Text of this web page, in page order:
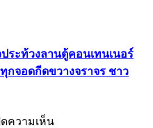
ระท้วงลานตู้คอนเทนเนอร์
กจอดกีดขวางจราจร ชาว
ความเห็นบน